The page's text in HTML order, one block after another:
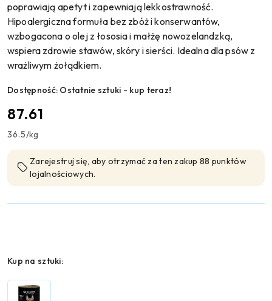
poprawiają apetyt i zapewniają lekkostrawność.
Hipoalergiczna formuła bez zbóż i konserwantów,
wzbogacona o olej z łososia i małżę nowozelandzką,
wspiera zdrowie stawów, skóry i sierści. Idealna dla psów z
wrażliwym żołądkiem.
Dostępność: Ostatnie sztuki - kup teraz!
cena:
87.61
36.5/kg
Zarejestruj się, aby otrzymać za ten zakup 88 punktów
lojalnościowych.
Wariant
Kup na sztuki: